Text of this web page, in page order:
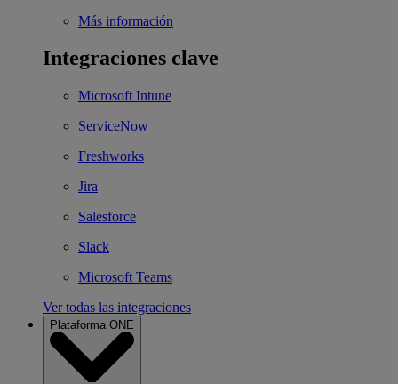
Más información
Integraciones clave
Microsoft Intune
ServiceNow
Freshworks
Jira
Salesforce
Slack
Microsoft Teams
Ver todas las integraciones
Plataforma ONE